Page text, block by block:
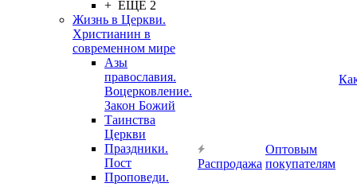
+ ЕЩЕ 2
Жизнь в Церкви.
Христианин в
современном мире
Азы
православия.
Воцерковление.
Закон Божий
Таинства
Церкви
Праздники.
Пост
Проповеди.
Распродажа
Оптовым
покупателям